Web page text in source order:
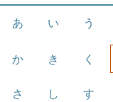
あ い う
か き く
さ し す